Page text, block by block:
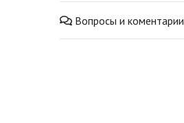
Вопросы и коментарии